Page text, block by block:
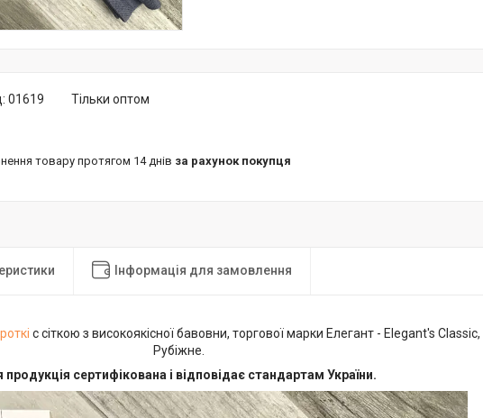
Тільки оптом
01619
товару протягом 14 днів за рахунок покупця
Інформація для замовлення
c сіткою з високоякісної бавовни, торгової марки Елегант - Elegant's Classic,
Рубіжне.
продукція сертифікована і відповідає стандартам України.